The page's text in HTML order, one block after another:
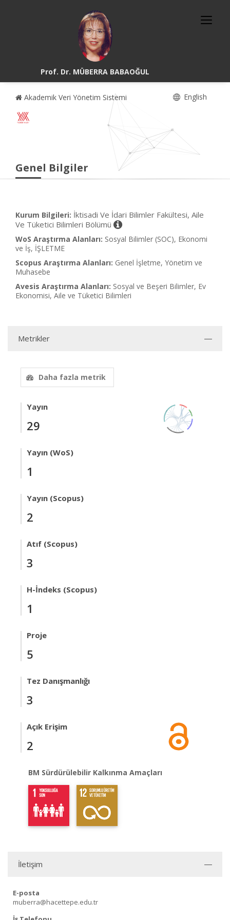
Prof. Dr. MÜBERRA BABAOĞUL
Akademik Veri Yönetim Sistemi English
Genel Bilgiler
Kurum Bilgileri: İktisadi Ve İdari Bilimler Fakültesi, Aile
Ve Tüketici Bilimleri Bölümü
WoS Araştırma Alanları: Sosyal Bilimler (SOC), Ekonomi
ve İş, İŞLETME
Scopus Araştırma Alanları: Genel İşletme, Yönetim ve
Muhasebe
Avesis Araştırma Alanları: Sosyal ve Beşeri Bilimler, Ev
Ekonomisi, Aile ve Tüketici Bilimleri
Metrikler
Daha fazla metrik
Yayın
29
Yayın (WoS)
1
Yayın (Scopus)
2
Atıf (Scopus)
3
H-İndeks (Scopus)
1
Proje
5
Tez Danışmanlığı
3
Açık Erişim
2
BM Sürdürülebilir Kalkınma Amaçları
İletişim
E-posta
muberra@hacettepe.edu.tr